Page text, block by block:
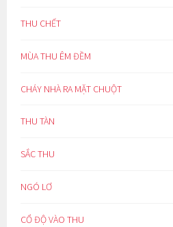
THU CHẾT
MÙA THU ÊM ĐỀM
CHÁY NHÀ RA MẶT CHUỘT
THU TÀN
SẮC THU
NGÓ LƠ
CỔ ĐỘ VÀO THU